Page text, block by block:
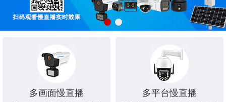
多画面慢直播 多平台慢直播